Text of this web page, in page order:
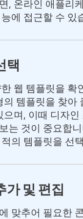
, 온라인 애플리
에 접근할 수 있
택
웹 템플릿을 확
의 템플릿을 찾아
으며, 이때 디자인
는 것이 중요합
의 템플릿을 선
가 및 편집
맞추어 필요한